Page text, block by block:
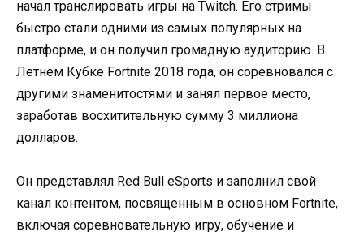
начал транслировать игры на Twitch. Его стримы
быстро стали одними из самых популярных на
платформе, и он получил громадную аудиторию. В
Летнем Кубке Fortnite 2018 года, он соревновался с
другими знаменитостями и занял первое место,
заработав восхитительную сумму 3 миллиона
долларов.
Он представлял Red Bull eSports и заполнил свой
канал контентом, посвященным в основном Fortnite,
включая соревновательную игру, обучение и